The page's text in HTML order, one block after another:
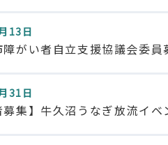
13日
がい者自立支援協議会委員
31日
募集】牛久沼うなぎ放流イ